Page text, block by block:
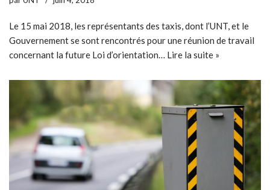
Le 15 mai 2018, les représentants des taxis, dont l’UNT, et le
Gouvernement se sont rencontrés pour une réunion de travail
concernant la future Loi d’orientation… Lire la suite »